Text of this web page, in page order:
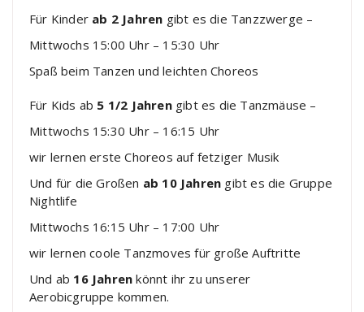
Für Kinder ab 2 Jahren gibt es die Tanzzwerge –
Mittwochs 15:00 Uhr – 15:30 Uhr
Spaß beim Tanzen und leichten Choreos
Für Kids ab 5 1/2 Jahrengibt es die Tanzmäuse –
Mittwochs 15:30 Uhr – 16:15 Uhr
wir lernen erste Choreos auf fetziger Musik
Und für die Großen ab 10 Jahren gibt es die Gruppe
Nightlife
Mittwochs 16:15 Uhr – 17:00 Uhr
wir lernen coole Tanzmoves für große Auftritte
Und ab 16 Jahren könnt ihr zu unserer
Aerobicgruppe kommen.